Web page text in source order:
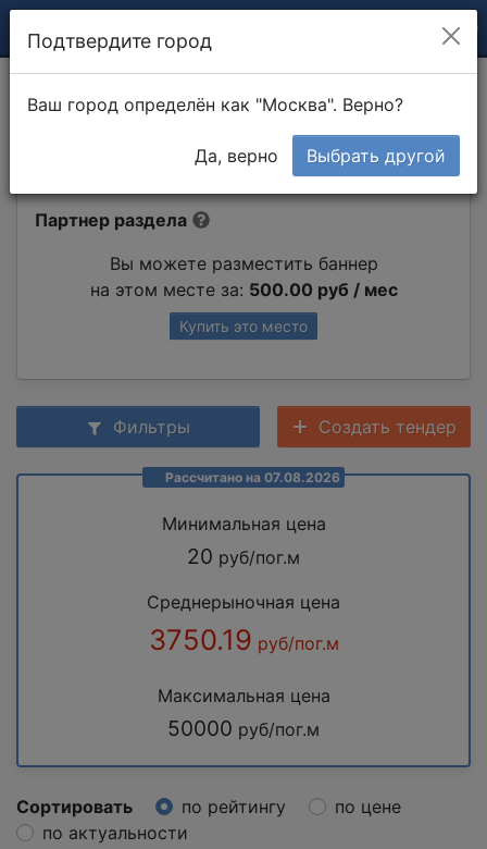
Разработка схемы
Партнер раздела
Вы можете разместить баннер
на этом месте за: 500.00 руб / мес
Купить это место
Фильтры Создать тендер
Рассчитано на 07.08.2026
Минимальная цена
20 руб/пог.м
Среднерыночная цена
3750.19 руб/пог.м
Максимальная цена
50000 руб/пог.м
Сортировать по рейтингу
по цене
по актуальности
Подтвердите город
Ваш город определён как "Москва". Верно?
Да, верно Выбрать другой